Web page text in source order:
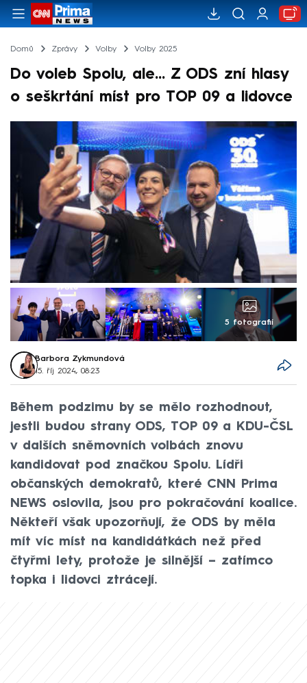
Domů Zprávy Volby Volby 2025
Do voleb Spolu, ale... Z ODS zní hlasy
o seškrtání míst pro TOP 09 a lidovce
5 fotografií
Barbora Zykmundová
15. říj 2024, 08:23
Během podzimu by se mělo rozhodnout,
jestli budou strany ODS, TOP 09 a KDU-ČSL
v dalších sněmovních volbách znovu
kandidovat pod značkou Spolu. Lídři
občanských demokratů, které CNN Prima
NEWS oslovila, jsou pro pokračování koalice.
Někteří však upozorňují, že ODS by měla
mít víc míst na kandidátkách než před
čtyřmi lety, protože je silnější – zatímco
topka i lidovci ztrácejí.